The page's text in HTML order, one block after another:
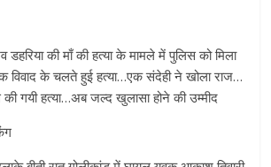
डहरिया की माँ की हत्या के मामले में पुलिस को मिला
विवाद के चलते हुई हत्या…एक संदेही ने खोला राज…
गयी हत्या…अब जल्द खुलासा होने की उम्मीद